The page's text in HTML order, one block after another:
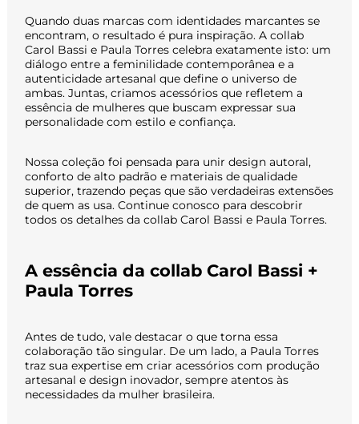
Quando duas marcas com identidades marcantes se
encontram, o resultado é pura inspiração. A collab
Carol Bassi e Paula Torres celebra exatamente isto: um
diálogo entre a feminilidade contemporânea e a
autenticidade artesanal que define o universo de
ambas. Juntas, criamos acessórios que refletem a
essência de mulheres que buscam expressar sua
personalidade com estilo e confiança.
Nossa coleção foi pensada para unir design autoral,
conforto de alto padrão e materiais de qualidade
superior, trazendo peças que são verdadeiras extensões
de quem as usa. Continue conosco para descobrir
todos os detalhes da collab Carol Bassi e Paula Torres.
A essência da collab Carol Bassi +
Paula Torres
Antes de tudo, vale destacar o que torna essa
colaboração tão singular. De um lado, a Paula Torres
traz sua expertise em criar acessórios com produção
artesanal e design inovador, sempre atentos às
necessidades da mulher brasileira.